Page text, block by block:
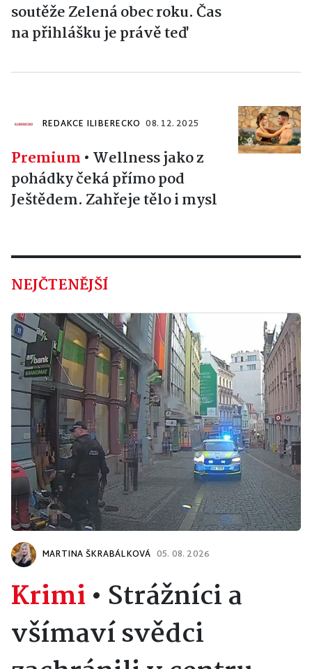
soutěže Zelená obec roku. Čas
na přihlášku je právě teď
REDAKCE ILIBERECKO 08. 12. 2025
Premium • Wellness jako z
pohádky čeká přímo pod
Ještědem. Zahřeje tělo i mysl
NEJČTENĚJŠÍ
MARTINA ŠKRABÁLKOVÁ 05. 08. 2026
Krimi• Strážníci a
všímaví svědci